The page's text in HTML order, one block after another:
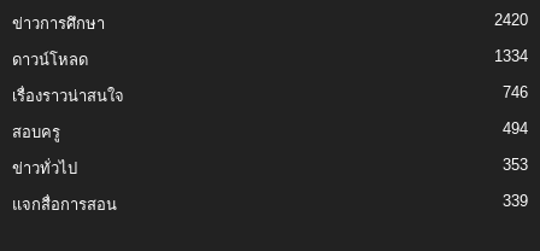
ข่าวการศึกษา 2420
ดาวน์โหลด 1334
เรื่องราวน่าสนใจ 746
สอบครู 494
ข่าวทั่วไป 353
แจกสื่อการสอน 339